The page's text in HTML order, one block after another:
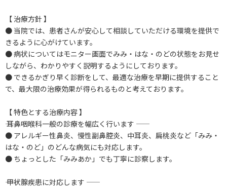
【 治療方針 】
● 当院では、患者さんが安心して相談していただける環境を提供で
きるように心がけています。
● 病状についてはモニター画面でみみ・はな・のどの状態をお見せ
しながら、わかりやすく説明するようにしております。
● できるかぎり早く診断をして、最適な治療を早期に提供すること
で、最大限の治療効果が得られるものと考えております。
【 特色とする治療内容 】
―― 耳鼻咽喉科一般の診療を幅広く行います ――
● アレルギー性鼻炎、慢性副鼻腔炎、中耳炎、扁桃炎など「みみ・
はな・のど」のどんな病気にも対応します。
● ちょっとした「みみあか」でも丁寧に診察します。
―― 甲状腺疾患に対応します ――